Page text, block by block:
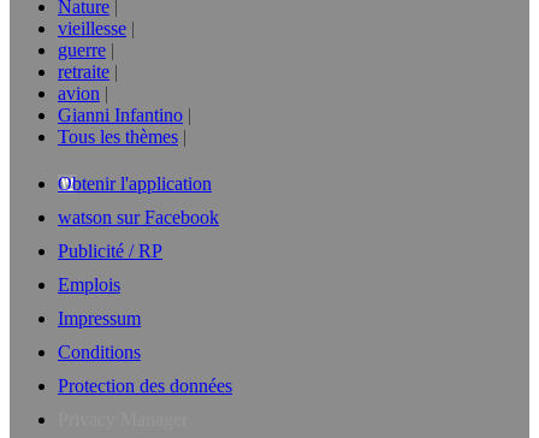
Nature
vieillesse
guerre
retraite
avion
Gianni Infantino
Tous les thèmes
Obtenir l'application
watson sur Facebook
Publicité / RP
Emplois
Impressum
Conditions
Protection des données